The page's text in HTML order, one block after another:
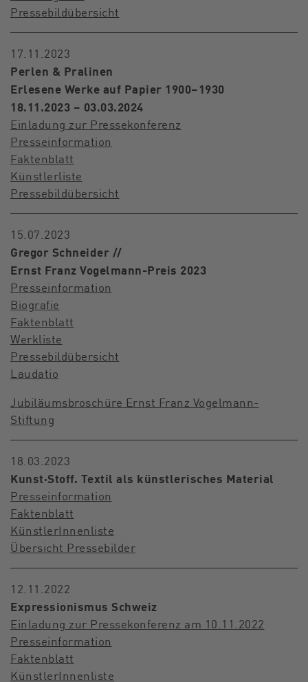
Pressebildübersicht
17.11.2023
Perlen & Pralinen
Erlesene Werke auf Papier 1900–1930
18.11.2023 – 03.03.2024
Einladung zur Pressekonferenz
Presseinformation
Faktenblatt
Künstlerliste
Pressebildübersicht
15.07.2023
Gregor Schneider //
Ernst Franz Vogelmann-Preis 2023
Presseinformation
Biografie
Faktenblatt
Werkliste
Pressebildübersicht
Laudatio
Jubiläumsbroschüre Ernst Franz Vogelmann-
Stiftung
18.03.2023
Kunst·Stoff. Textil als künstlerisches Material
Presseinformation
Faktenblatt
KünstlerInnenliste
Übersicht Pressebilder
12.11.2022
Expressionismus Schweiz
Einladung zur Pressekonferenz am 10.11.2022
Presseinformation
Faktenblatt
KünstlerInnenliste